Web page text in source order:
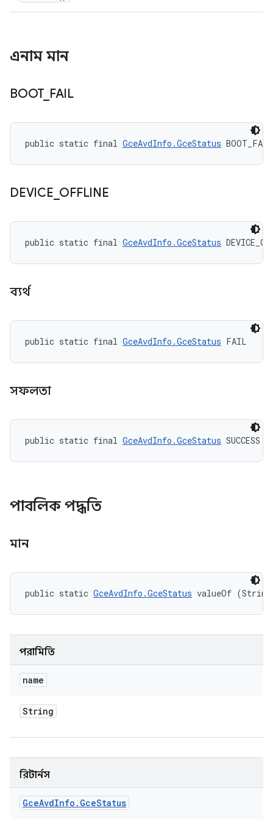
এনাম মান
BOOT_ FAIL
public static final GceAvdInfo.GceStatus BOOT_FAIL
DEVICE OFFLINE
public static final GceAvdInfo.GceStatus
ব্যর্থ
public static final GceAvdInfo.GceStatus FAIL
সফলতা
public static final GceAvdInfo.GceStatus SUCCESS
পাবলিক পদ্ধতি
মান
public static GceAvdInfo.GceStatus valueOf (String
পরামিতি
name
String
রিটার্নস
GceAvdInfo . GceStatus